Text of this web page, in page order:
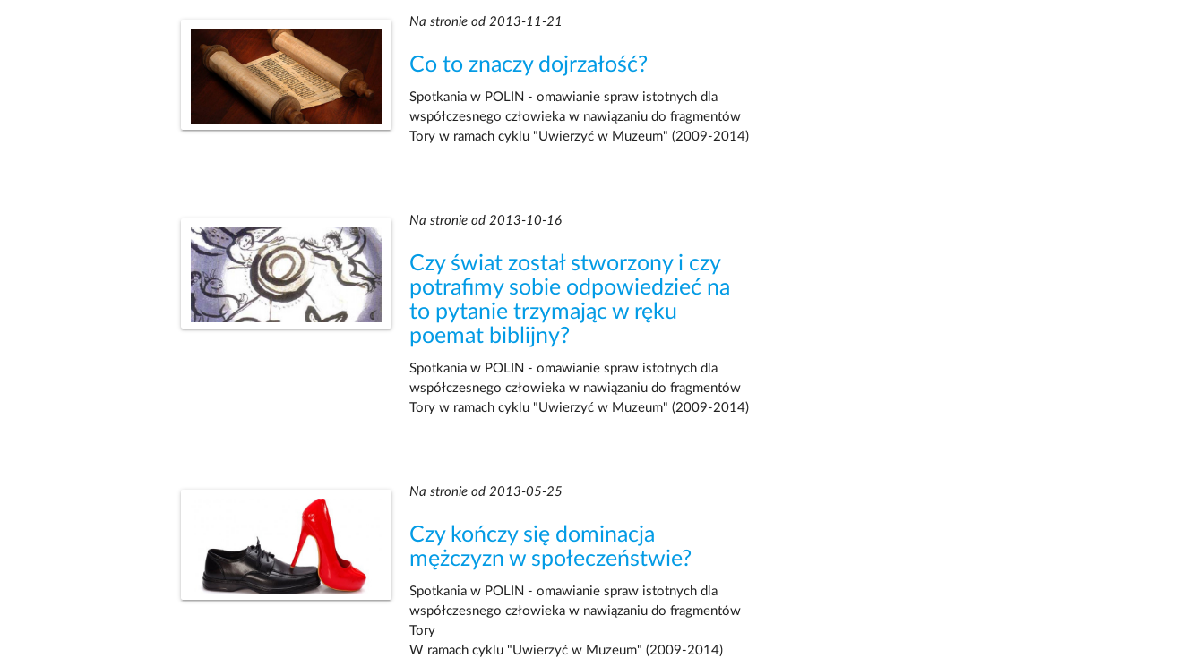
Na stronie od 2013-11-21
Co to znaczy dojrzałość?
Spotkania w POLIN - omawianie spraw istotnych dla
współczesnego człowieka w nawiązaniu do fragmentów
Tory w ramach cyklu "Uwierzyć w Muzeum" (2009-2014)
Na stronie od 2013-10-16
Czy świat został stworzony i czy
potrafimy sobie odpowiedzieć na
to pytanie trzymając w ręku
poemat biblijny?
Spotkania w POLIN - omawianie spraw istotnych dla
współczesnego człowieka w nawiązaniu do fragmentów
Tory w ramach cyklu "Uwierzyć w Muzeum" (2009-2014)
Na stronie od 2013-05-25
Czy kończy się dominacja
mężczyzn w społeczeństwie?
Spotkania w POLIN - omawianie spraw istotnych dla
współczesnego człowieka w nawiązaniu do fragmentów
Tory
W ramach cyklu "Uwierzyć w Muzeum" (2009-2014)